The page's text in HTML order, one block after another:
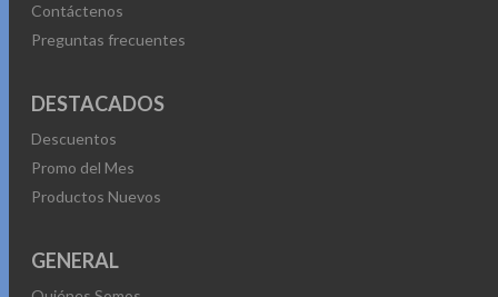
Contáctenos
Preguntas frecuentes
DESTACADOS
Descuentos
Promo del Mes
Productos Nuevos
GENERAL